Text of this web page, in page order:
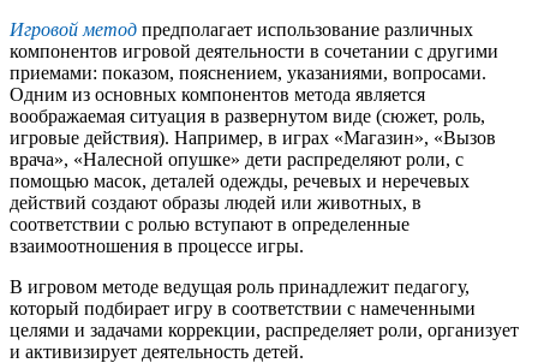
Игровой метод предполагает использование различных
компонентов игровой деятельности в сочетании с другими
приемами: показом, пояснением, указаниями, вопросами.
Одним из основных компонентов метода является
воображаемая ситуация в развернутом виде (сюжет, роль,
игровые действия). Например, в играх «Магазин», «Вызов
врача», «Налесной опушке» дети распределяют роли, с
помощью масок, деталей одежды, речевых и неречевых
действий создают образы людей или животных, в
соответствии с ролью вступают в определенные
взаимоотношения в процессе игры.
В игровом методе ведущая роль принадлежит педагогу,
который подбирает игру в соответствии с намеченными
целями и задачами коррекции, распределяет роли, организует
и активизирует деятельность детей.